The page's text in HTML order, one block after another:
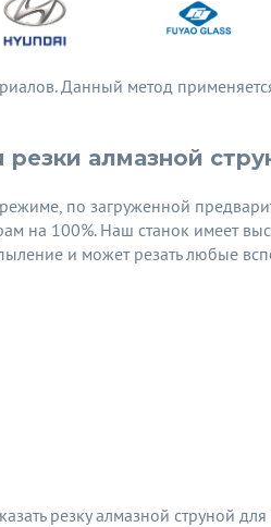
Данный метод
алмазной
по загруженной
на 100%. Наш станок имеет
и может резать любые
резку алмазной струной для